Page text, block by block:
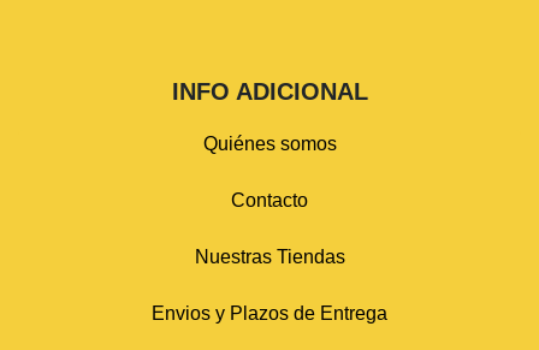
INFO ADICIONAL
Quiénes somos
Contacto
Nuestras Tiendas
Envios y Plazos de Entrega